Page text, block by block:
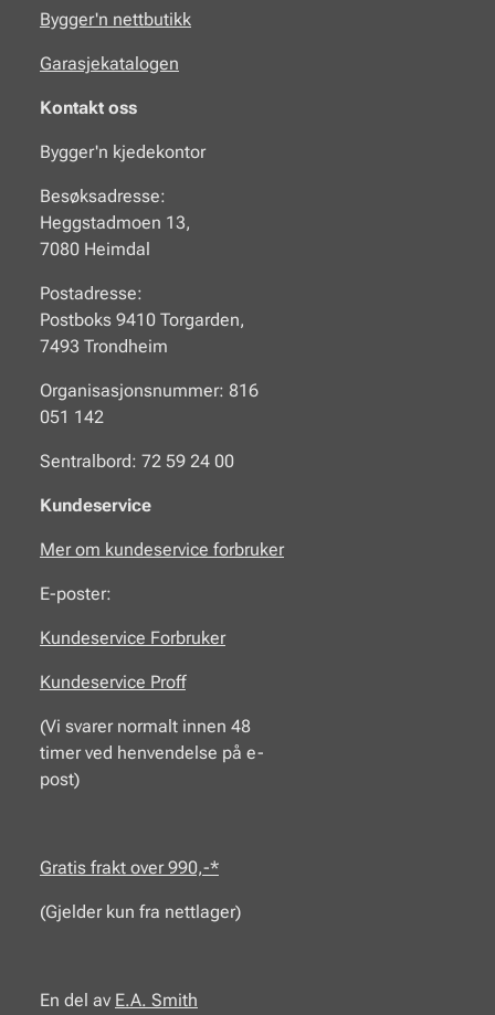
Bygger'n nettbutikk
Garasjekatalogen
Kontakt oss
Bygger'n kjedekontor
Besøksadresse:
Heggstadmoen 13,
7080 Heimdal
Postadresse:
Postboks 9410 Torgarden,
7493 Trondheim
Organisasjonsnummer: 816
051 142
Sentralbord: 72 59 24 00
Kundeservice
Mer om kundeservice forbruker
E-poster:
Kundeservice Forbruker
Kundeservice Proff
(Vi svarer normalt innen 48
timer ved henvendelse på e-
post)
Gratis frakt over 990,-*
(Gjelder kun fra nettlager)
En del av E.A. Smith